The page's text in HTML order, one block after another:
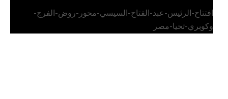
افتتاح-الرئيس-عبد-الفتاح-السيسي-محور-روض-الفرج-
وكوبري-تحيا-مصر